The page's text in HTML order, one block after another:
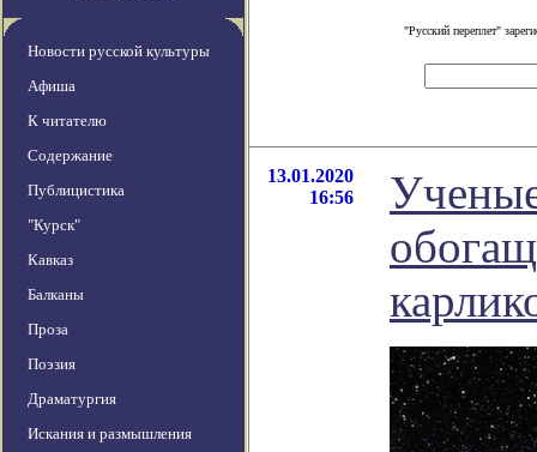
Новости русской культуры
Афиша
К читателю
Содержание
Публицистика
"Курск"
Кавказ
Балканы
Проза
Поэзия
Драматургия
Искания и размышления
"Русский переплет"
13.01.2020
16:56